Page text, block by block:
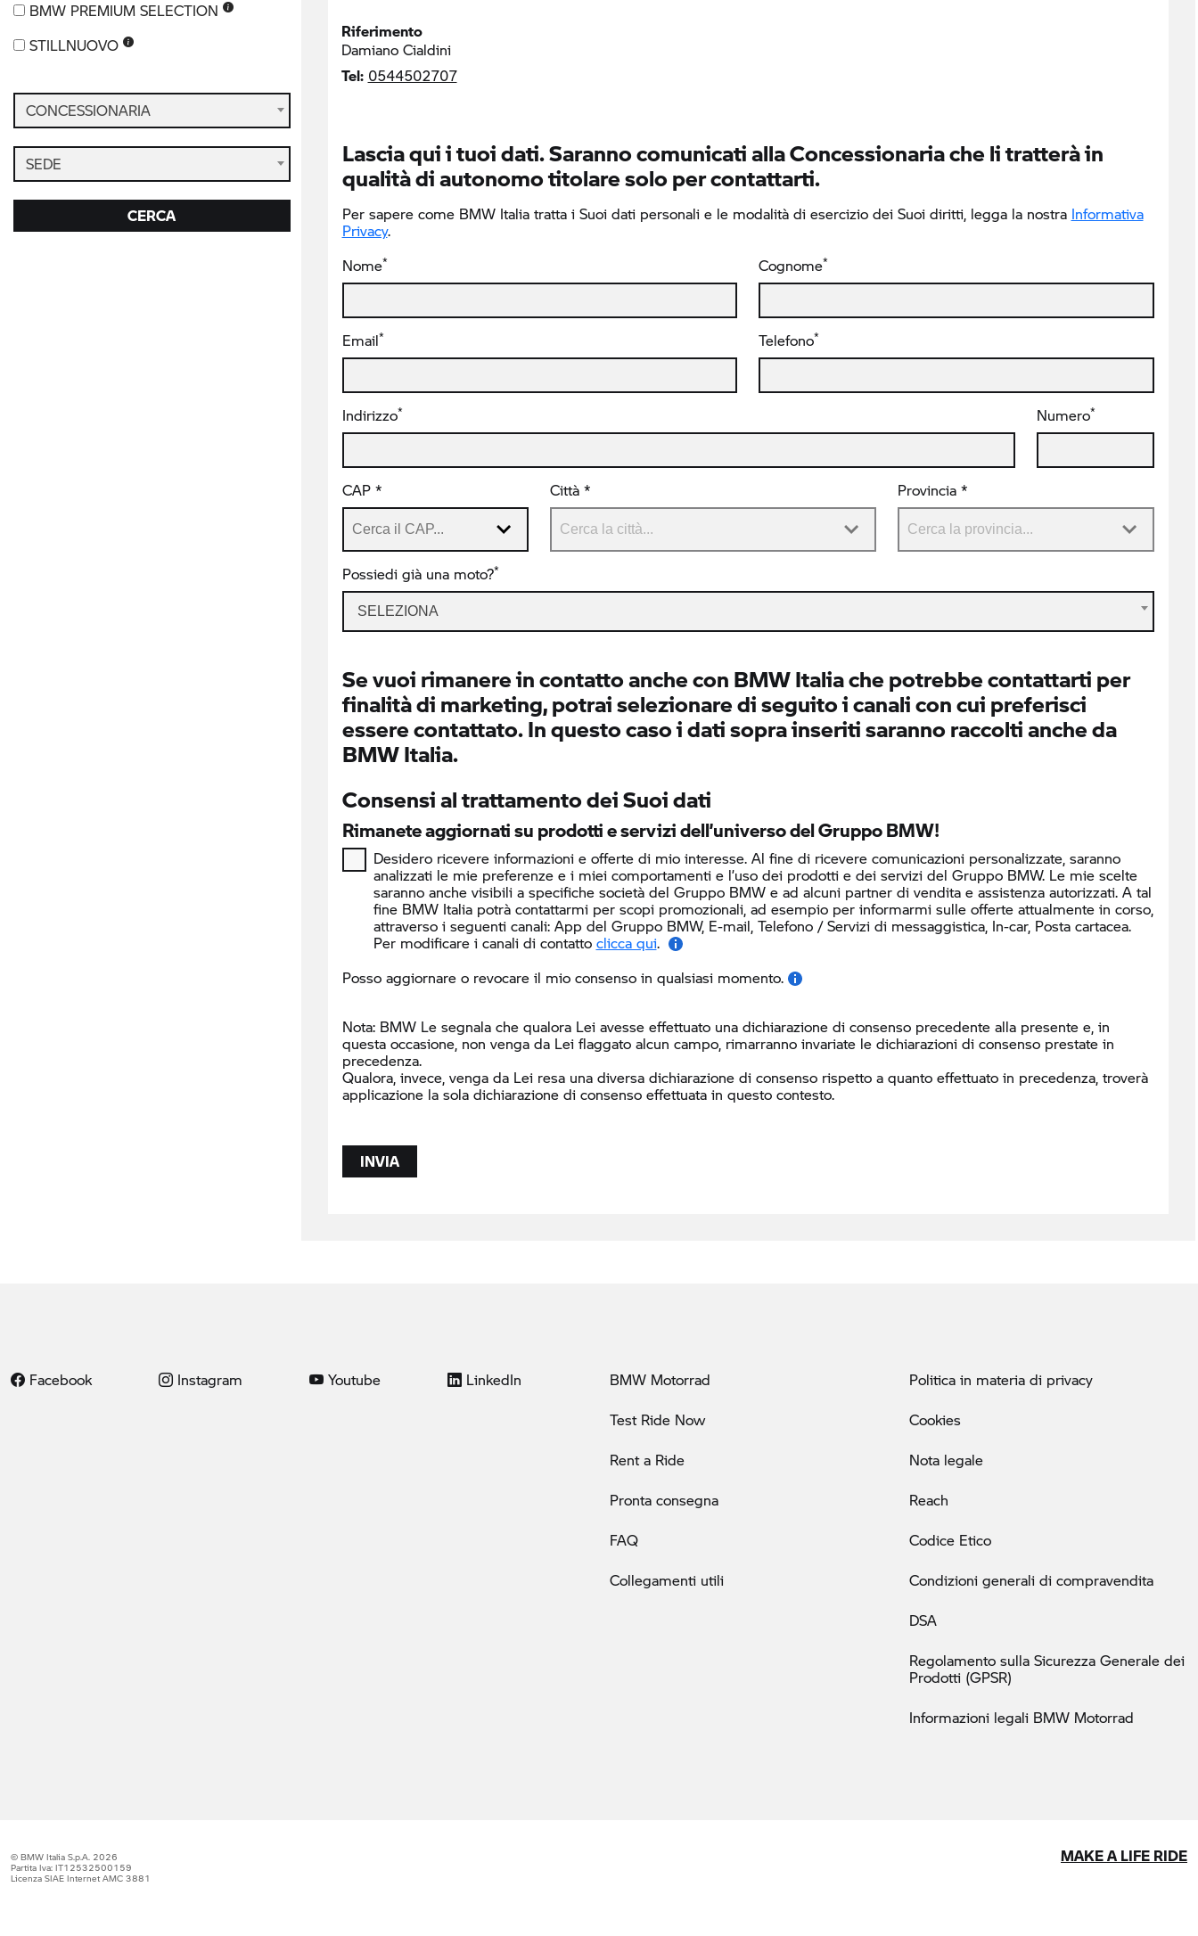
BMW PREMIUM SELECTION
STILLNUOVO
CONCESSIONARIA
SEDE
CERCA
Riferimento
Damiano Cialdini
Tel: 0544502707
Lascia qui i tuoi dati. Saranno comunicati alla Concessionaria che li tratterà in
qualità di autonomo titolare solo per contattarti.
Per sapere come BMW Italia tratta i Suoi dati personali e le modalità di esercizio dei Suoi diritti, legga la nostra Informativa
Privacy.
Nome* Cognome*
Email* Telefono*
Indirizzo* Numero*
CAP * Città * Provincia *
Possiedi già una moto?*
SELEZIONA
Se vuoi rimanere in contatto anche con BMW Italia che potrebbe contattarti per
finalità di marketing, potrai selezionare di seguito i canali con cui preferisci
essere contattato. In questo caso i dati sopra inseriti saranno raccolti anche da
BMW Italia.
Consensi al trattamento dei Suoi dati
Rimanete aggiornati su prodotti e servizi dell’universo del Gruppo BMW!
Desidero ricevere informazioni e offerte di mio interesse. Al fine di ricevere comunicazioni personalizzate, saranno
analizzati le mie preferenze e i miei comportamenti e l’uso dei prodotti e dei servizi del Gruppo BMW. Le mie scelte
saranno anche visibili a specifiche società del Gruppo BMW e ad alcuni partner di vendita e assistenza autorizzati. A tal
fine BMW Italia potrà contattarmi per scopi promozionali, ad esempio per informarmi sulle offerte attualmente in corso,
attraverso i seguenti canali: App del Gruppo BMW, E-mail, Telefono / Servizi di messaggistica, In-car, Posta cartacea.
Per modificare i canali di contatto clicca qui.
Posso aggiornare o revocare il mio consenso in qualsiasi momento.
Nota: BMW Le segnala che qualora Lei avesse effettuato una dichiarazione di consenso precedente alla presente e, in
questa occasione, non venga da Lei flaggato alcun campo, rimarranno invariate le dichiarazioni di consenso prestate in
precedenza.
Qualora, invece, venga da Lei resa una diversa dichiarazione di consenso rispetto a quanto effettuato in precedenza, troverà
applicazione la sola dichiarazione di consenso effettuata in questo contesto.
INVIA
Facebook Instagram Youtube LinkedIn BMW Motorrad
Test Ride Now
Rent a Ride
Pronta consegna
FAQ
Collegamenti utili
Politica in materia di privacy
Cookies
Nota legale
Reach
Codice Etico
Condizioni generali di compravendita
DSA
Regolamento sulla Sicurezza Generale dei
Prodotti (GPSR)
Informazioni legali BMW Motorrad
MAKE A LIFE RIDE
© BMW Italia S.p.A. 2026
Partita Iva: IT12532500159
Licenza SIAE Internet AMC 3881